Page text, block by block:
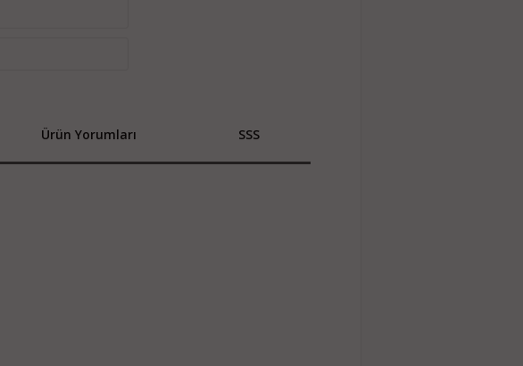
Ürün Yorumları SSS